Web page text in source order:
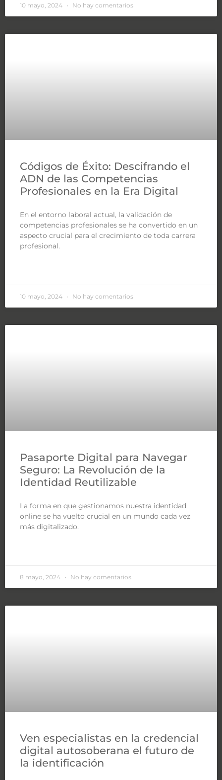
10 mayo, 2024 No hay comentarios
Códigos de Éxito: Descifrando el
ADN de las Competencias
Profesionales en la Era Digital
En el entorno laboral actual, la validación de
competencias profesionales se ha convertido en un
aspecto crucial para el crecimiento de toda carrera
profesional.
10 mayo, 2024 No hay comentarios
Pasaporte Digital para Navegar
Seguro: La Revolución de la
Identidad Reutilizable
La forma en que gestionamos nuestra identidad
online se ha vuelto crucial en un mundo cada vez
más digitalizado.
8 mayo, 2024 No hay comentarios
Ven especialistas en la credencial
digital autosoberana el futuro de
la identificación